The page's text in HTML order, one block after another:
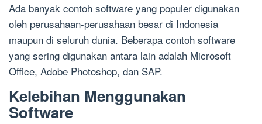
Ada banyak contoh software yang populer digunakan
oleh perusahaan-perusahaan besar di Indonesia
maupun di seluruh dunia. Beberapa contoh software
yang sering digunakan antara lain adalah Microsoft
Office, Adobe Photoshop, dan SAP.
Kelebihan Menggunakan
Software